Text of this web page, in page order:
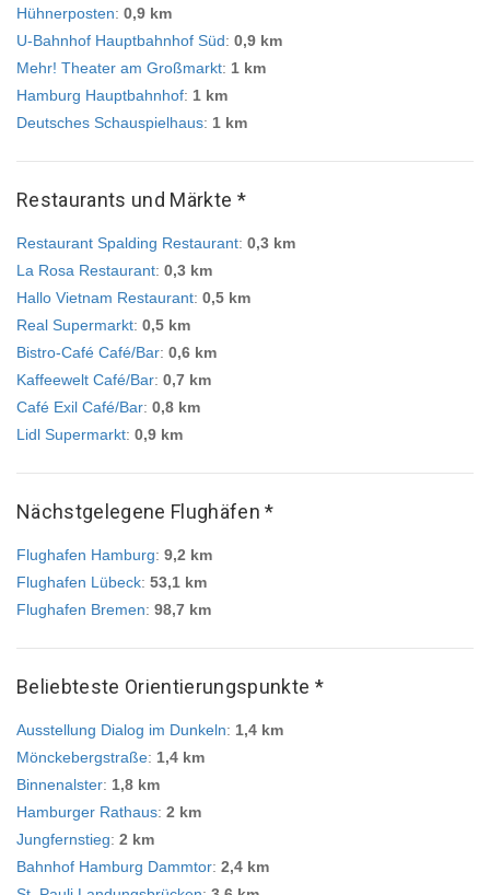
Hühnerposten: 0,9 km
U-Bahnhof Hauptbahnhof Süd: 0,9 km
Mehr! Theater am Großmarkt: 1 km
Hamburg Hauptbahnhof: 1 km
Deutsches Schauspielhaus: 1 km
Restaurants und Märkte *
Restaurant Spalding Restaurant: 0,3 km
La Rosa Restaurant: 0,3 km
Hallo Vietnam Restaurant: 0,5 km
Real Supermarkt: 0,5 km
Bistro-Café Café/Bar: 0,6 km
Kaffeewelt Café/Bar: 0,7 km
Café Exil Café/Bar: 0,8 km
Lidl Supermarkt: 0,9 km
Nächstgelegene Flughäfen *
Flughafen Hamburg: 9,2 km
Flughafen Lübeck: 53,1 km
Flughafen Bremen: 98,7 km
Beliebteste Orientierungspunkte *
Ausstellung Dialog im Dunkeln: 1,4 km
Mönckebergstraße: 1,4 km
Binnenalster: 1,8 km
Hamburger Rathaus: 2 km
Jungfernstieg: 2 km
Bahnhof Hamburg Dammtor: 2,4 km